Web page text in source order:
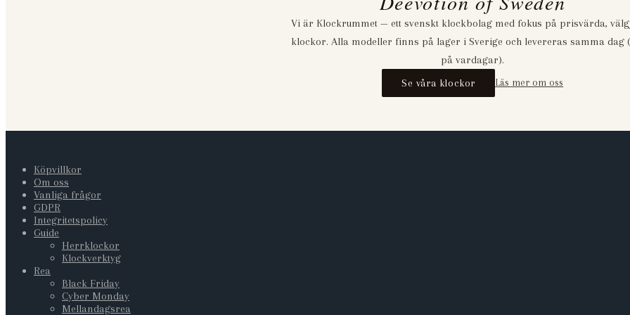
Vi är Klockrummet — ett svenskt klockbolag med fokus på prisvärda,
klockor. Alla modeller finns på lager i Sverige och levereras samma dag
på vardagar).
Se våra klockor Läs mer om oss
Köpvillkor
Om oss
Vanliga frågor
GDPR
Integritetspolicy
Guide
Herrklockor
Klockverktyg
Rea
Black Friday
Cyber Monday
Mellandagsrea